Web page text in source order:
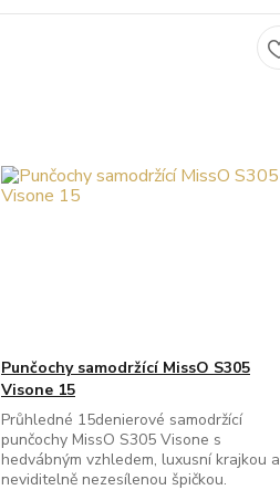
Punčochy samodržící MissO S305
Visone 15
Průhledné 15denierové samodržící
punčochy MissO S305 Visone s
hedvábným vzhledem, luxusní krajkou a
neviditelně nezesílenou špičkou.